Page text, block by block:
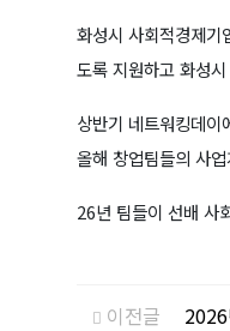
화성시 사회적경제기
도록 지원하고 화성
상반기 네트워킹데
올해 창업팀들의 사
26년 팀들이 선배 사
이전글